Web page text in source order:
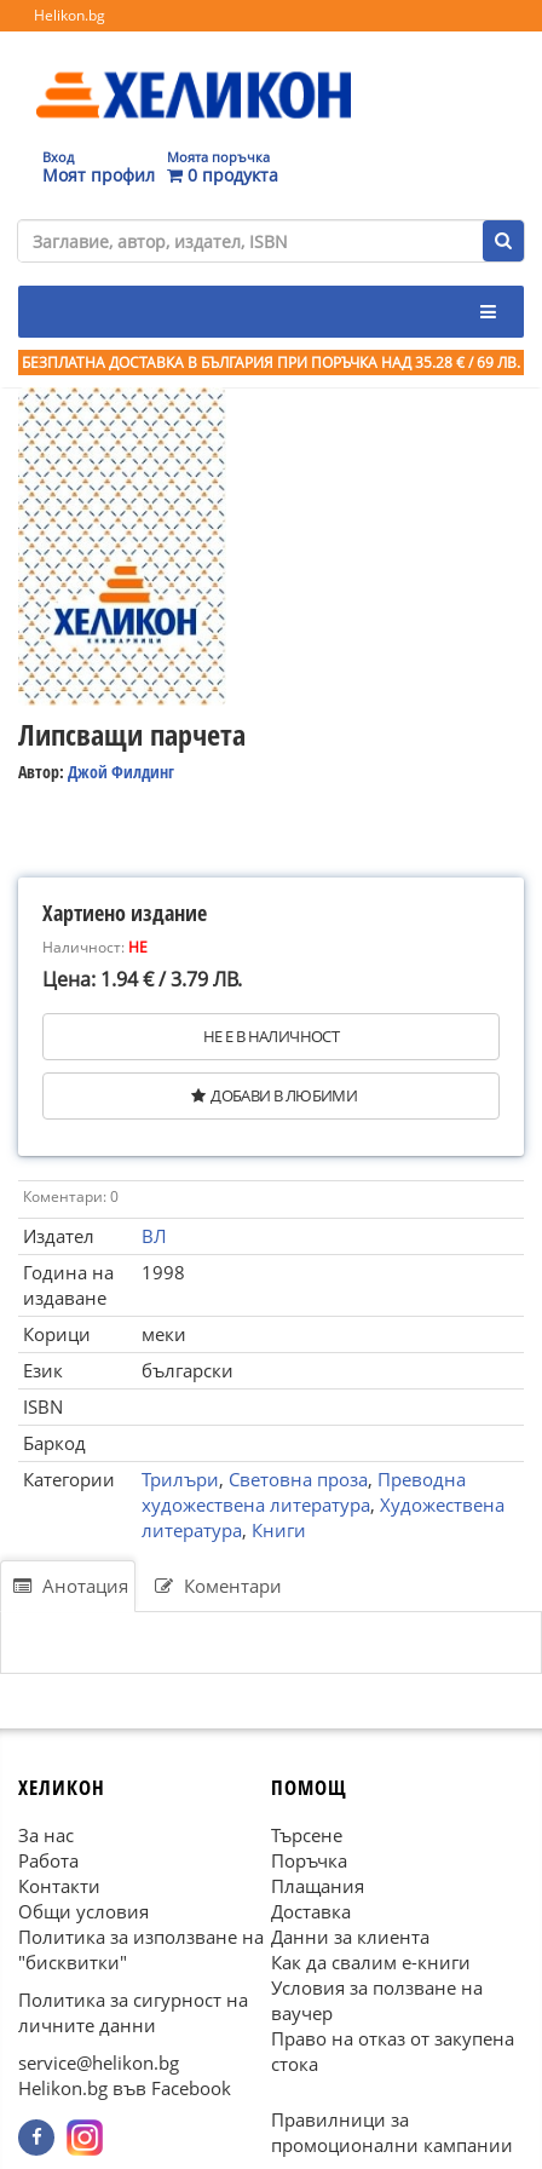
Helikon.bg
Вход
Моят профил
Моята поръчка
0 продукта
БЕЗПЛАТНА ДОСТАВКА В БЪЛГАРИЯ ПРИ ПОРЪЧКА НАД 35.28 € / 69 ЛВ.
Липсващи парчета
Автор: Джой Филдинг
Хартиено издание
Наличност: НЕ
Цена: 1.94 € / 3.79 ЛВ.
НЕ Е В НАЛИЧНОСТ
ДОБАВИ В ЛЮБИМИ
Коментари: 0
Издател
ВЛ
Година на
издаване
1998
Корици
меки
Език
български
ISBN
Баркод
Категории
Трилъри, Световна проза, Преводна
художествена литература, Художествена
литература, Книги
Анотация Коментари
ХЕЛИКОН
За нас
Работа
Контакти
Общи условия
Политика за използване на
"бисквитки"
Политика за сигурност на
личните данни
service@helikon.bg
Helikon.bg във Facebook
ПОМОЩ
Търсене
Поръчка
Плащания
Доставка
Данни за клиента
Как да свалим е-книги
Условия за ползване на
ваучер
Право на отказ от закупена
стока
Правилници за
промоционални кампании